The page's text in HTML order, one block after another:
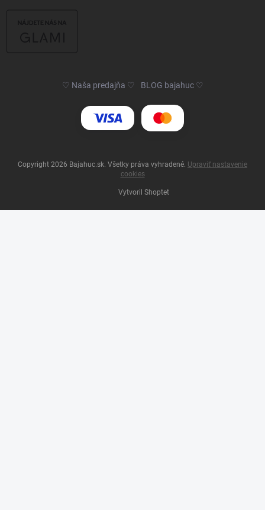
♡ Naša predajňa ♡ BLOG bajahuc ♡
Vytvoril Shoptet
Copyright 2026 Bajahuc.sk . Všetky práva vyhradené. Upraviť nastavenie
cookies